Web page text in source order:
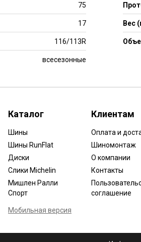
75
17
116/113R
всесезонные
Вес
Каталог
Шины
Шины RunFlat
Диски
Слики Michelin
Мишлен Ралли
Спорт
Мобильная версия
Клиентам
Оплата и
Шиномонтаж
О компании
Контакты
соглашение